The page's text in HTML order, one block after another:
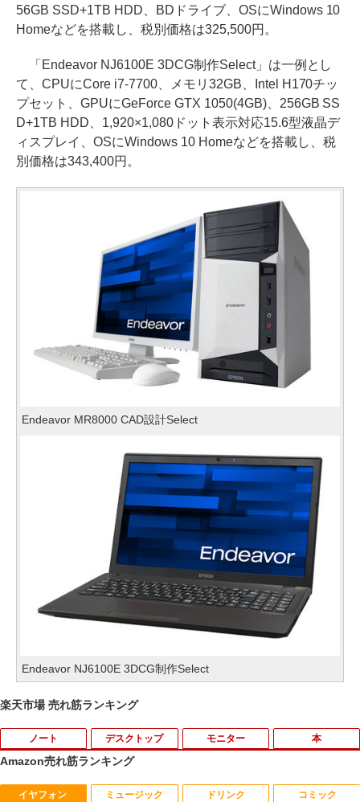
56GB SSD+1TB HDD、BDドライブ、OSにWindows 10
Homeなどを搭載し、税別価格は325,500円。
「Endeavor NJ6100E 3DCG制作Select」は一例とし
て、CPUにCore i7-7700、メモリ32GB、Intel H170チッ
プセット、GPUにGeForce GTX 1050(4GB)、256GB SS
D+1TB HDD、1,920×1,080ドット表示対応15.6型液晶デ
ィスプレイ、OSにWindows 10 Homeなどを搭載し、税
別価格は343,400円。
Endeavor MR8000 CAD設計Select
Endeavor NJ6100E 3DCG制作Select
楽天市場 売れ筋ランキング
ノート デスクトップ モニター 本
Amazon売れ筋ランキング
イヤフォン ミュージック ドリンク コミック